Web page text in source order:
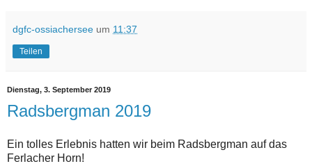
dgfc-ossiachersee um 11:37
Teilen
Dienstag, 3. September 2019
Radsbergman 2019
Ein tolles Erlebnis hatten wir beim Radsbergman auf das
Ferlacher Horn!